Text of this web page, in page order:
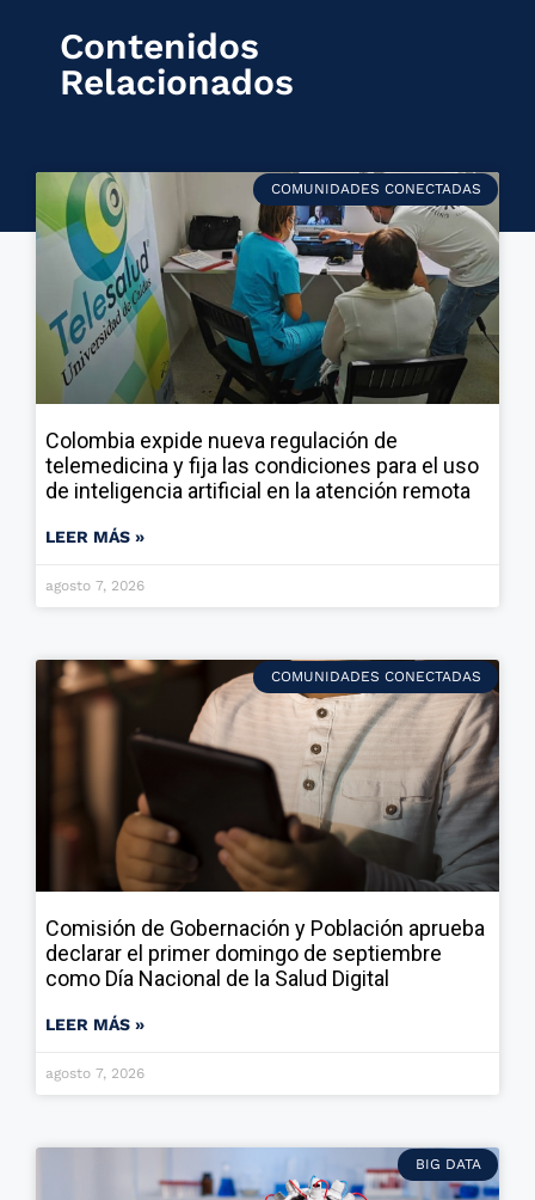
Contenidos
Relacionados
COMUNIDADES CONECTADAS
Colombia expide nueva regulación de
telemedicina y fija las condiciones para el uso
de inteligencia artificial en la atención remota
LEER MÁS »
agosto 7, 2026
COMUNIDADES CONECTADAS
Comisión de Gobernación y Población aprueba
declarar el primer domingo de septiembre
como Día Nacional de la Salud Digital
LEER MÁS »
agosto 7, 2026
BIG DATA